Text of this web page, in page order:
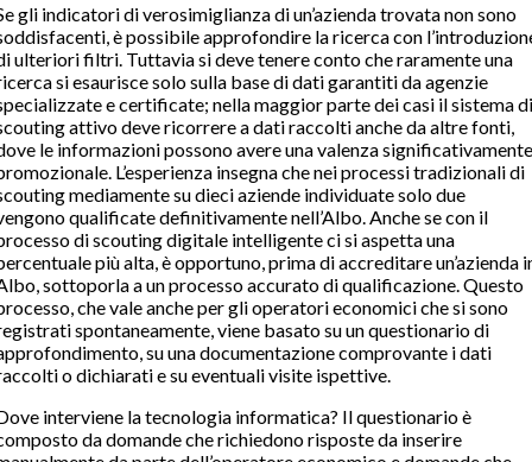
gli indicatori di verosimiglianza di un’azienda trovata non sono
è possibile approfondire la ricerca con
ulteriori filtri. Tuttavia si deve tenere conto che raramente una
si esaurisce solo sulla base di dati garantiti da agenzie
e certificate; nella maggior parte dei casi il sistema di
attivo deve ricorrere a dati raccolti anche da altre fonti,
le informazioni possono avere una valenza significativamente
L’esperienza insegna che nei processi tradizionali di
mediamente su dieci aziende individuate solo due
qualificate definitivamente nell’Albo. Anche se con il
di scouting digitale intelligente ci si aspetta una
più alta, è opportuno, prima di accreditare un’azienda
sottoporla a un processo accurato di qualificazione. Questo
che vale anche per gli operatori economici che si sono
spontaneamente, viene basato su un questionario di
su una documentazione comprovante i dati
o dichiarati e su eventuali visite ispettive.
interviene la tecnologia informatica? Il questionario è
da domande che richiedono risposte da inserire